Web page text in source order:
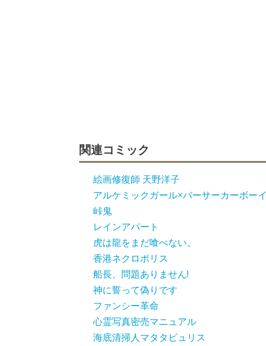
関連コミック
絵画修復師 天野洋子
アルケミックガール×バーサーカーボーイ
峠鬼
レインアパート
虎は龍をまだ喰べない。
香港ネクロポリス
船長、問題ありません!
神に誓って偽りです
ファンシー革命
心霊写真密売マニュアル
海底清掃人マタタビュリス